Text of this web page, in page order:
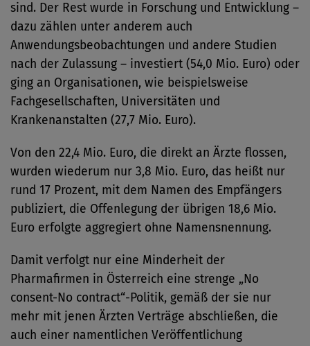
sind. Der Rest wurde in Forschung und Entwicklung –
dazu zählen unter anderem auch
Anwendungsbeobachtungen und andere Studien
nach der Zulassung – investiert (54,0 Mio. Euro) oder
ging an Organisationen, wie beispielsweise
Fachgesellschaften, Universitäten und
Krankenanstalten (27,7 Mio. Euro).
Von den 22,4 Mio. Euro, die direkt an Ärzte flossen,
wurden wiederum nur 3,8 Mio. Euro, das heißt nur
rund 17 Prozent, mit dem Namen des Empfängers
publiziert, die Offenlegung der übrigen 18,6 Mio.
Euro erfolgte aggregiert ohne Namensnennung.
Damit verfolgt nur eine Minderheit der
Pharmafirmen in Österreich eine strenge „No
consent-No contract“-Politik, gemäß der sie nur
mehr mit jenen Ärzten Verträge abschließen, die
auch einer namentlichen Veröffentlichung